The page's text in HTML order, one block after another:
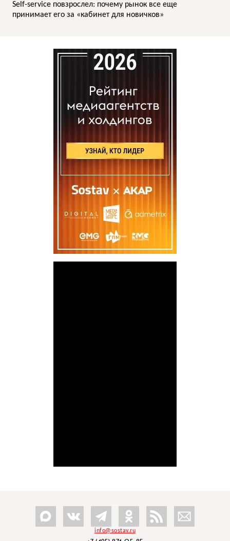
Self-service повзрослел: почему рынок все еще
принимает его за «кабинет для новичков»
info@sostav.ru